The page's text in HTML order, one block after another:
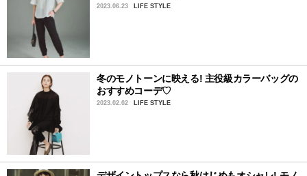
2023.06.23 LIFE STYLE
冬のモノトーンに映える! 主役級カラーバッグの
おすすめコーデ♡
2023.02.02 LIFE STYLE